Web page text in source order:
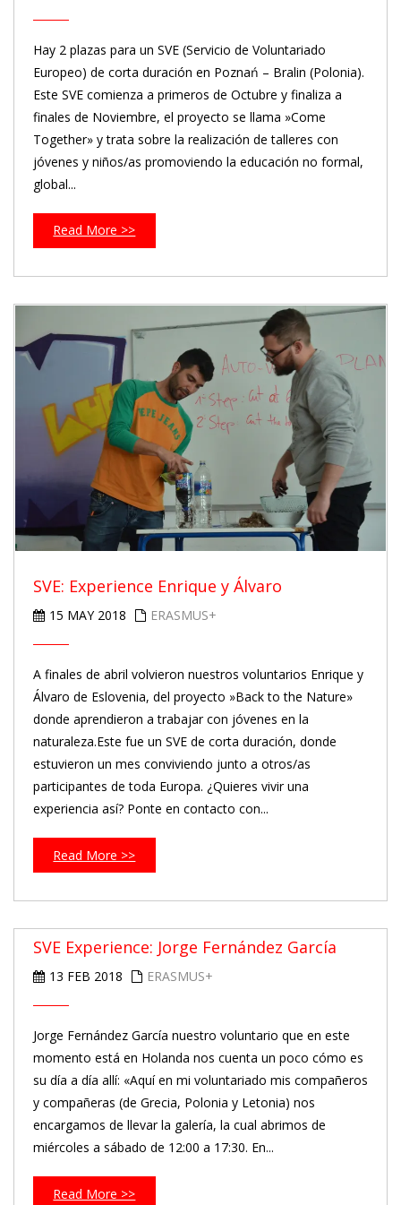
Hay 2 plazas para un SVE (Servicio de Voluntariado
Europeo) de corta duración en Poznań – Bralin (Polonia).
Este SVE comienza a primeros de Octubre y finaliza a
finales de Noviembre, el proyecto se llama »Come
Together» y trata sobre la realización de talleres con
jóvenes y niños/as promoviendo la educación no formal,
global...
Read More >>
SVE: Experience Enrique y Álvaro
15 MAY 2018 ERASMUS+
A finales de abril volvieron nuestros voluntarios Enrique y
Álvaro de Eslovenia, del proyecto »Back to the Nature»
donde aprendieron a trabajar con jóvenes en la
naturaleza.Este fue un SVE de corta duración, donde
estuvieron un mes conviviendo junto a otros/as
participantes de toda Europa. ¿Quieres vivir una
experiencia así? Ponte en contacto con...
Read More >>
SVE Experience: Jorge Fernández García
13 FEB 2018 ERASMUS+
Jorge Fernández García nuestro voluntario que en este
momento está en Holanda nos cuenta un poco cómo es
su día a día allí: «Aquí en mi voluntariado mis compañeros
y compañeras (de Grecia, Polonia y Letonia) nos
encargamos de llevar la galería, la cual abrimos de
miércoles a sábado de 12:00 a 17:30. En...
Read More >>